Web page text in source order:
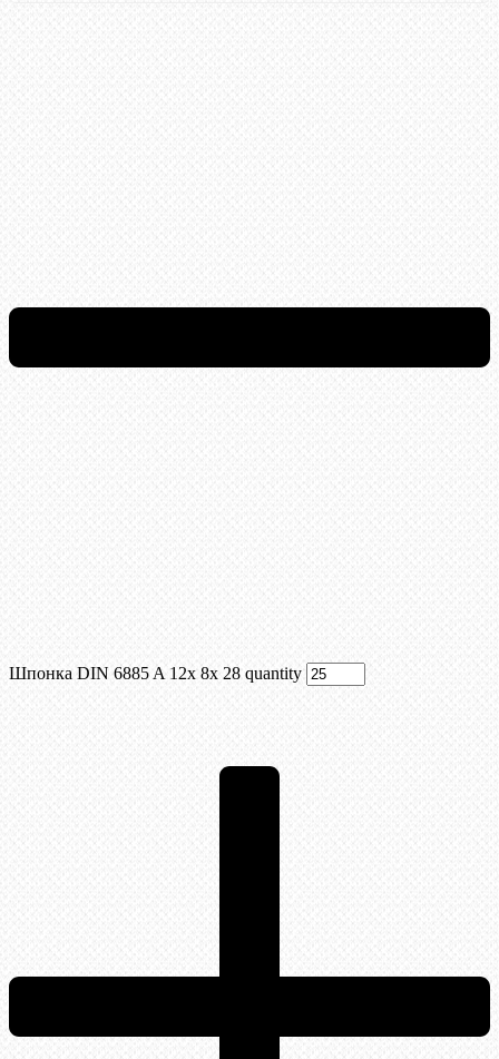
Шпонка DIN 6885 A 12x 8x 28 quantity